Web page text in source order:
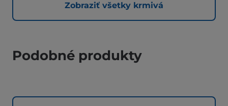
Zobraziť všetky krmivá
Podobné produkty